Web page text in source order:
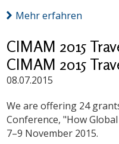
Mehr erfahren
CIMAM 2015
CIMAM 2015
08.07.2015
We are offering 24
Conference, "How
7–9 November 2015.